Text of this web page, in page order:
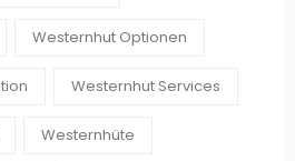
Westernhut Optionen
Westernhut Services
Westernhüte